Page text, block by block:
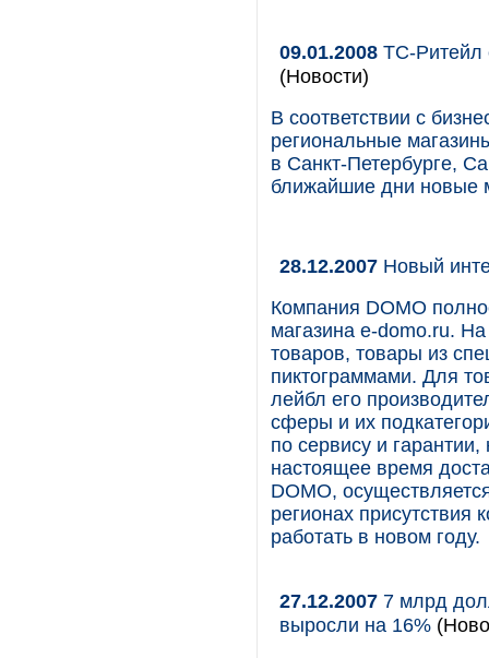
09.01.2008 ТС-Ритейл
(Новости)
В соответствии с
региональные
в Санкт-Петербурге,
ближайшие дни новые
28.12.2007 Новый
Компания DOMO
магазина e-domo.ru.
товаров, товары из
пиктограммами. Для
лейбл его
сферы и их
по сервису и
настоящее время
DOMO,
регионах присутствия
работать в новом году.
27.12.2007 7 млрд
выросли на 16%